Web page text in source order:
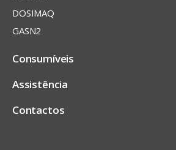
DOSIMAQ
GASN2
Consumíveis
Assistência
Contactos